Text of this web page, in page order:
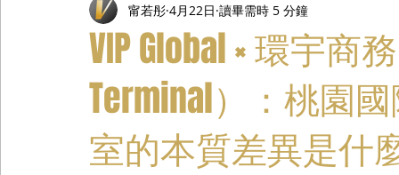
禮遇通關服務 主管專業司機 活動禮賓接待
VIP Global × 環宇商
Terminal）：桃園
室的本質差異是什
甯若彤 4月22日 讀畢需時 5 分鐘